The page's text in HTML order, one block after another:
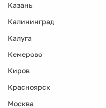
Казань
Калининград
Калуга
Кемерово
Киров
Красноярск
Москва